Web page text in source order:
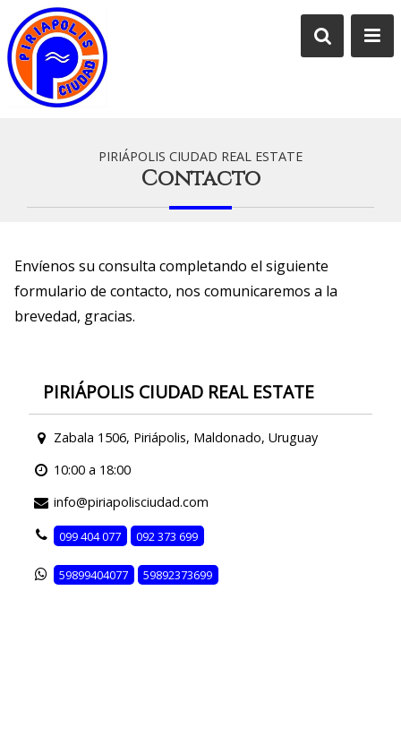
PIRIÁPOLIS CIUDAD REAL ESTATE
Contacto
Envíenos su consulta completando el siguiente
formulario de contacto, nos comunicaremos a la
brevedad, gracias.
PIRIÁPOLIS CIUDAD REAL ESTATE
Zabala 1506, Piriápolis, Maldonado, Uruguay
10:00 a 18:00
info@piriapolisciudad.com
099 404 077 092 373 699
59899404077 59892373699